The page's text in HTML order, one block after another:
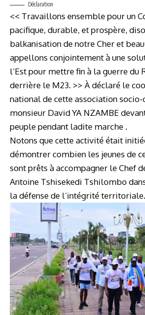
Déclaration
<< Travaillons ensemble pour un
pacifique, durable, et prospère,
balkanisation de notre Cher et
appellons conjointement à une
l’Est pour mettre fin à la guerre du
derrière le M23. >> À déclaré le
national de cette association
monsieur David YA NZAMBE
peuple pendant ladite marche .
Notons que cette activité était
démontrer combien les jeunes de
sont prêts à accompagner le Chef
Antoine Tshisekedi Tshilombo
la défense de l’intégrité territoriale.